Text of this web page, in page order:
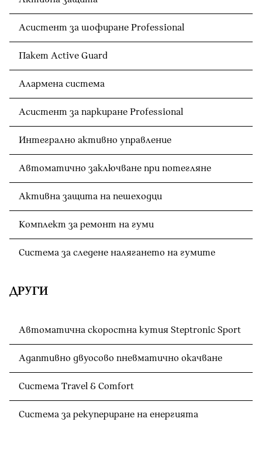
Асистент за шофиране Professional
Пакет Active Guard
Алармена система
Асистент за паркиране Professional
Интегрално активно управление
Автоматично заключване при потегляне
Активна защита на пешеходци
Комплект за ремонт на гуми
Система за следене налягането на гумите
ДРУГИ
Автоматична скоростна кутия Steptronic Sport
Адаптивно двуосово пневматично окачване
Система Travel & Comfort
Система за рекупериране на енергията